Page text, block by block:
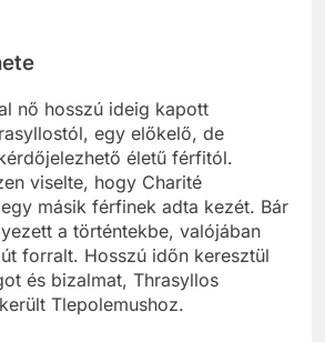
nő hosszú ideig kapott
egy előkelő, de
életű férfitól.
viselte, hogy Charité
másik férfinek adta kezét. Bár
a történtekbe, valójában
forralt. Hosszú időn keresztül
és bizalmat, Thrasyllos
Tlepolemushoz.